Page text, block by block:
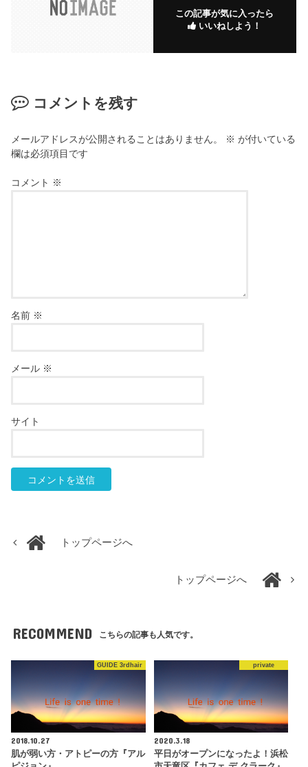
この記事が気に入ったら
いいねしよう！
コメントを残す
メールアドレスが公開されることはありません。 ※ が付いている
欄は必須項目です
コメント ※
名前 ※
メール ※
サイト
トップページへ
トップページへ
RECOMMEND こちらの記事も人気です。
GUIDE 3rdhair
2018.10.27
肌が弱い方・アトピーの方『アル
private
2020.3.18
平日がオープンになったよ！浜松